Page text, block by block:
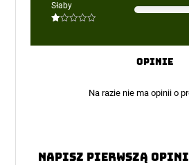
Oceniono
na
5
Słaby
na
Opinie
Na razie nie ma opinii o
Napisz pierwszą